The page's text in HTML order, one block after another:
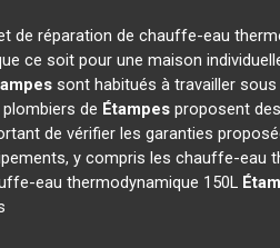
réparation de chauffe-eau
ce soit pour une maison
sont habitués à travailler
de Étampesproposent
de vérifier les garanties
y compris les chauffe-eau
eau thermodynamique 150L